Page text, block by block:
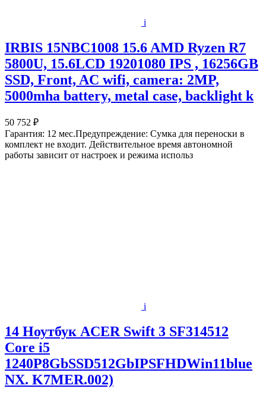
i
IRBIS 15NBC1008 15.6 AMD Ryzen R7
5800U, 15.6LCD 19201080 IPS , 16256GB
SSD, Front, AC wifi, camera: 2MP,
5000mha battery, metal case, backlight k
50 752 ₽
Гарантия: 12 мес.Предупреждение: Сумка для переноски в
комплект не входит. Действительное время автономной
работы зависит от настроек и режима использ
i
14 Ноутбук ACER Swift 3 SF314512
Core i5
1240P8GbSSD512GbIPSFHDWin11blue
NX. K7MER.002)